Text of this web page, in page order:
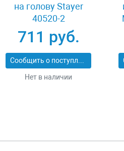
на голову Stayer
40520-2
711 руб.
Сообщить о поступлении
Нет в наличии